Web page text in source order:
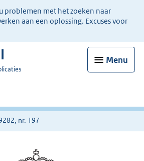
problemen met het zoeken naar
aan een oplossing. Excuses voor
Menu
nr. 197